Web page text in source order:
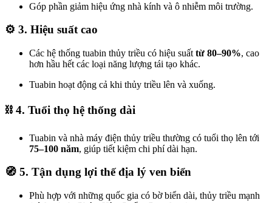
Góp phần giảm hiệu ứng nhà kính và ô nhiễm môi trường.
⚙️ 3. Hiệu suất cao
Các hệ thống tuabin thủy triều có hiệu suất từ 80–90%, cao
hơn hầu hết các loại năng lượng tái tạo khác.
Tuabin hoạt động cả khi thủy triều lên và xuống.
⛓️ 4. Tuổi thọ hệ thống dài
Tuabin và nhà máy điện thủy triều thường có tuổi thọ lên tới
75–100 năm, giúp tiết kiệm chi phí dài hạn.
🧭 5. Tận dụng lợi thế địa lý ven biển
Phù hợp với những quốc gia có bờ biển dài, thủy triều mạnh